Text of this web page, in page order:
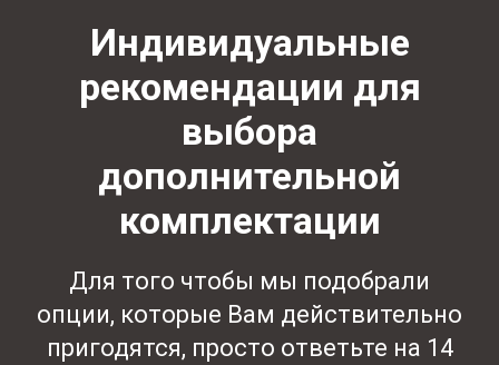
Индивидуальные
рекомендации для
выбора
дополнительной
комплектации
Для того чтобы мы подобрали
опции, которые Вам действительно
пригодятся, просто ответьте на 14